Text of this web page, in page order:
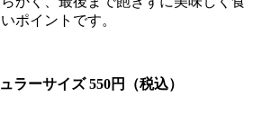
ポイントです。
ラーサイズ 550円（税込）